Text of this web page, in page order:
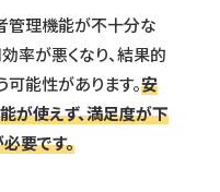
管理機能が不十分な
率が悪くなり、結果的
能性があります。安
が使えず、満足度が下
要です。